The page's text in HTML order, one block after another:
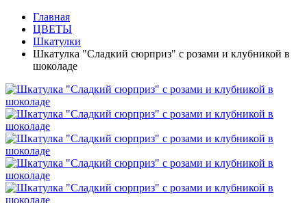
Главная
ЦВЕТЫ
Шкатулки
Шкатулка "Сладкий сюрприз" с розами и клубникой в
шоколаде